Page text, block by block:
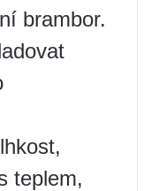
brambor.
teplem,